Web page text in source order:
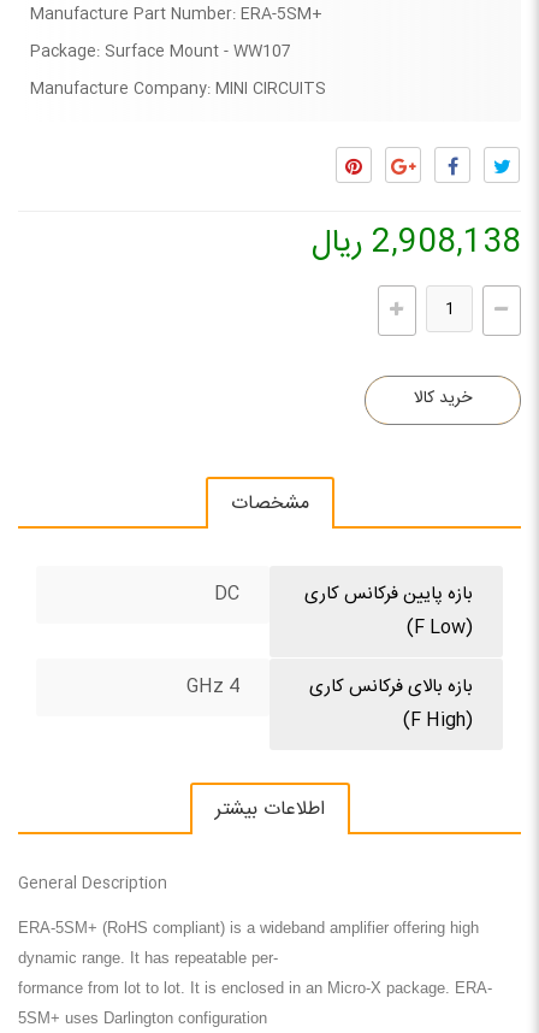
Manufacture Part Number: ERA-5SM+
Package: Surface Mount - WW107
Manufacture Company: MINI CIRCUITS
2,908,138 ریال
خرید کالا
مشخصات
بازه پایین فرکانس کاری
(F Low)
DC
بازه بالای فرکانس کاری
(F High)
4 GHz
اطلاعات بیشتر
General Description
ERA-5SM+ (RoHS compliant) is a wideband amplifier offering high
dynamic range. It has repeatable per-
formance from lot to lot. It is enclosed in an Micro-X package. ERA-
5SM+ uses Darlington configuration